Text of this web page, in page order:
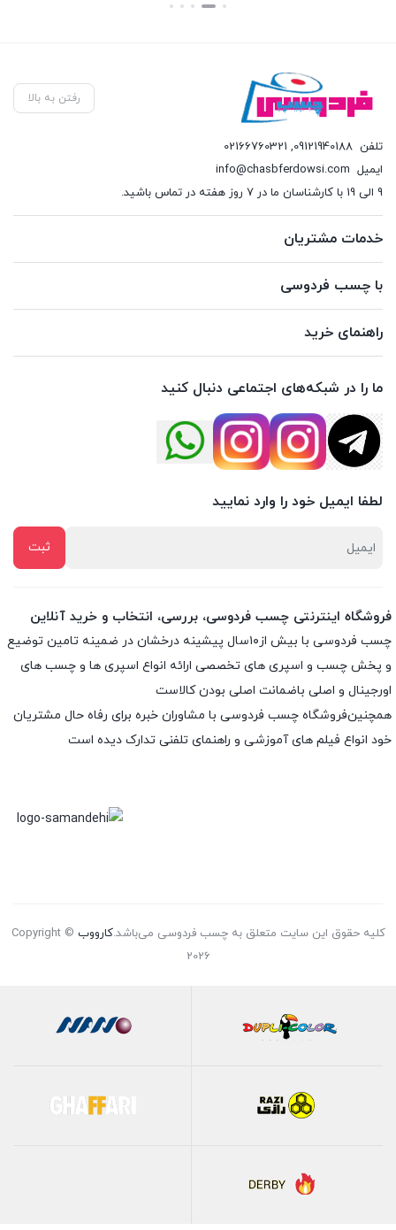
بستن
رفتن به بالا
تلفن 09121940188
,
02166760321
ایمیل info@chasbferdowsi.com
9 الی 19 با کارشناسان ما در 7 روز هفته در تماس باشید.
خدمات مشتریان
با چسب فردوسی
راهنمای خرید
ما را در شبکه‌های اجتماعی دنبال کنید
لطفا ایمیل خود را وارد نمایید
فروشگاه اینترنتی چسب فردوسی، بررسی، انتخاب و خرید آنلاین
چسب فردوسی با بیش از۱۰سال پیشینه درخشان در ضمینه تامین توضیع
و پخش چسب و اسپری های تخصصی ارائه انواع اسپری ها و چسب های
اورجینال و اصلی باضمانت اصلی بودن کالاست
همچنین‌فروشگاه چسب فردوسی با مشاوران خبره برای رفاه حال مشتریان
خود انواع فیلم های آموزشی و راهنمای تلفنی تدارک دیده است
کلیه حقوق این سایت متعلق به چسب فردوسی می‌باشد.کارووب Copyright ©
2026